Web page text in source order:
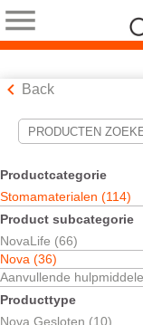
Back
Productcategorie
Stomamaterialen (114)
Product subcategorie
NovaLife (66)
Nova (36)
Aanvullende
Producttype
Nova Gesloten (10)
Hulpmiddelen voor
Uw selecties:
Stomamaterialen
Nova
Urostomy Pouches
Uw selectie komt
Sorteren op: